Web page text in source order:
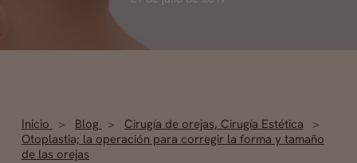
Inicio Blog Cirugía de orejas, Cirugía Estética
Otoplastia; la operación para corregir la forma y tamaño
de las orejas